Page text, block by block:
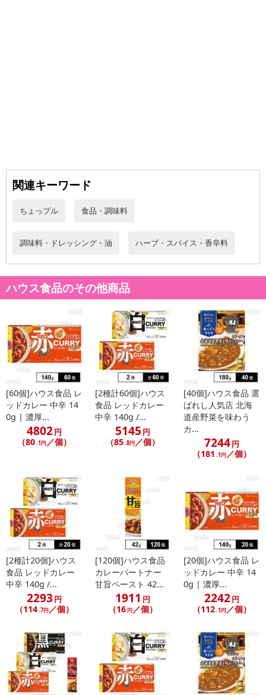
※発送予定日は前後する場合がございます。また商品によって発送
日が異なります。
※dショッピングサンプル百貨店よりお届けする商品は、ご利用いた
転売等、目的以外での利用が確認された場合は、サービス利用を停
発送日カレンダー
休業日
その他共通および商品カテゴリー別注意事項（※必ずご確認くだ
こちらの情報は2026-07-09 14:13:35.0での情報となります。
関連キーワード
ちょっプル 食品・調味料
調味料・ドレッシング・油 ハーブ・スパイス・香辛料
ハウス食品のその他商品
[60個]ハウス食品 レ
ッドカレー 中辛 14
0g | 濃厚...
4802円
（80.1円／個）
[2種計60個]ハウス
食品 レッドカレー
中辛 140g /...
5145 円
（85.8円／個）
[40個]ハウス食品 選
ばれし人気店 北海
道産野菜を味わう
カ...
7244円
（181 .1円／個）
[2種計20個]ハウス
食品 レッドカレー
中辛 140g /...
2293円
（114.7円／個）
[120個]ハウス食品
カレーパートナー
甘旨ペースト 42...
1911 円
（16 円／個）
[20個]ハウス食品 レ
ッドカレー 中辛 14
0g | 濃厚...
2242円
（112.1円／個）